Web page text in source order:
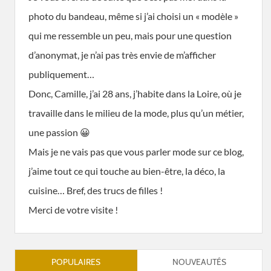
photo du bandeau, même si j’ai choisi un « modèle »
qui me ressemble un peu, mais pour une question
d’anonymat, je n’ai pas très envie de m’afficher
publiquement…
Donc, Camille, j’ai 28 ans, j’habite dans la Loire, où je
travaille dans le milieu de la mode, plus qu’un métier,
une passion 😀
Mais je ne vais pas que vous parler mode sur ce blog,
j’aime tout ce qui touche au bien-être, la déco, la
cuisine… Bref, des trucs de filles !
Merci de votre visite !
POPULAIRES NOUVEAUTÉS